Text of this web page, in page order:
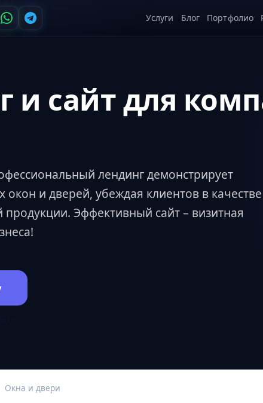
Услуги Блог Портфолио
и сайт для
лендинг демонстрирует
и дверей, убеждая клиентов в качестве
Эффективный сайт – визитная
Окна и двери